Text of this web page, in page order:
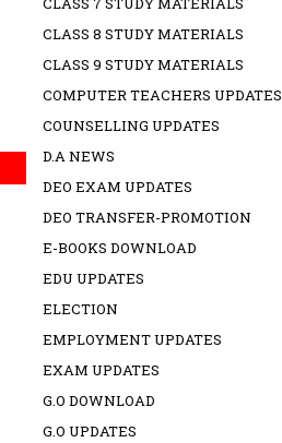
CLASS 8 STUDY MATERIALS
CLASS 9 STUDY MATERIALS
COMPUTER TEACHERS UPDATES
COUNSELLING UPDATES
D.A NEWS
DEO EXAM UPDATES
DEO TRANSFER-PROMOTION
E-BOOKS DOWNLOAD
EDU UPDATES
ELECTION
EMPLOYMENT UPDATES
EXAM UPDATES
G.O DOWNLOAD
G.O UPDATES